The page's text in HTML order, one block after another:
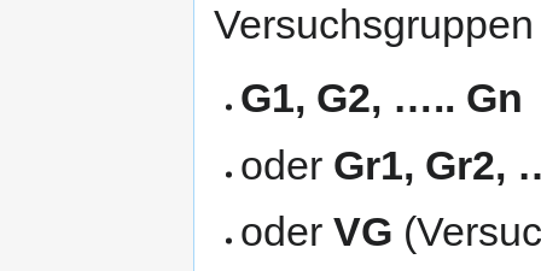
G1, G2, ….. Gn
oder Gr1, Gr2,
oderVG